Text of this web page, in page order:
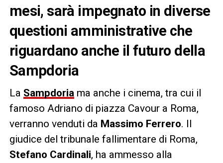
mesi, sarà impegnato in diverse
questioni amministrative che
riguardano anche il futuro della
Sampdoria
La Sampdoria ma anche i cinema, tra cui il
famoso Adriano di piazza Cavour a Roma,
verranno venduti da Massimo Ferrero. Il
giudice del tribunale fallimentare di Roma,
Stefano Cardinali, ha ammesso alla